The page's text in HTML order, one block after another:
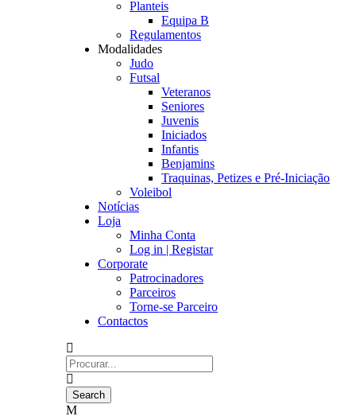
Planteis
Equipa B
Regulamentos
Modalidades
Judo
Futsal
Veteranos
Seniores
Juvenis
Iniciados
Infantis
Benjamins
Traquinas, Petizes e Pré-Iniciação
Voleibol
Notícias
Loja
Minha Conta
Log in | Registar
Corporate
Patrocinadores
Parceiros
Torne-se Parceiro
Contactos